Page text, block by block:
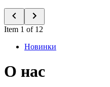
Item 1 of 12
Новинки
О нас